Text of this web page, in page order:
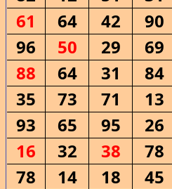
61
64 42 90
96
50 29 69
88
64 31 84
35
73 71 13
93
65 95 26
16
32 38 78
78
14 18 45